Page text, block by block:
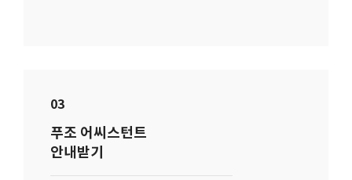
03
푸조 어씨스턴트
안내받기